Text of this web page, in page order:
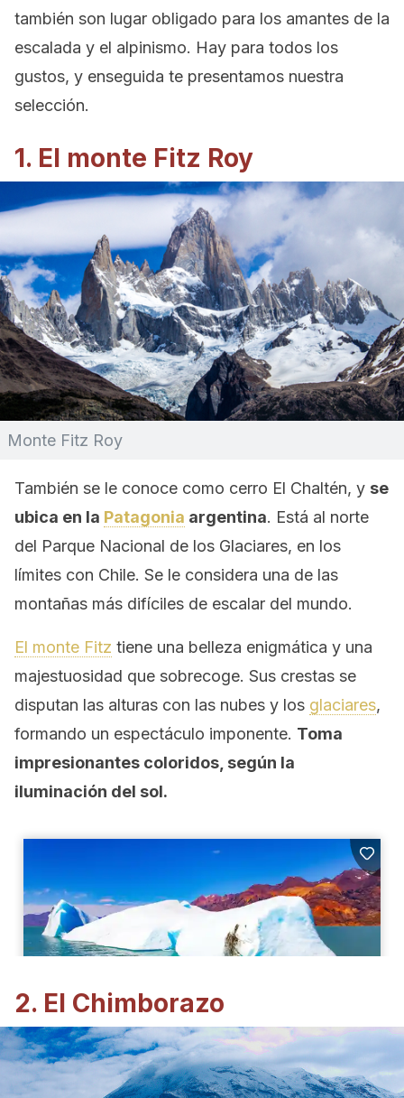
también son lugar obligado para los amantes de la
escalada y el alpinismo. Hay para todos los
gustos, y enseguida te presentamos nuestra
selección.
1. El monte Fitz Roy
Monte Fitz Roy
También se le conoce como cerro El Chaltén, y se
ubica en la Patagonia argentina. Está al norte
del Parque Nacional de los Glaciares, en los
límites con Chile. Se le considera una de las
montañas más difíciles de escalar del mundo.
El monte Fitz tiene una belleza enigmática y una
majestuosidad que sobrecoge. Sus crestas se
disputan las alturas con las nubes y los glaciares,
formando un espectáculo imponente. Toma
impresionantes coloridos, según la
iluminación del sol.
2. El Chimborazo